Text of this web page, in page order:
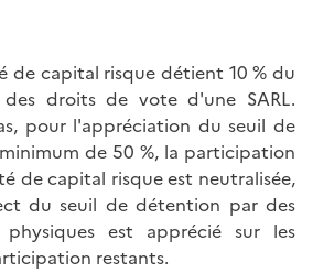
de capital risque détient 10 % du
droits de vote d'une SARL.
pour l'appréciation du seuil de
de 50 %, la participation
de capital risque est neutralisée,
du seuil de détention par des
physiques est apprécié sur les
restants.